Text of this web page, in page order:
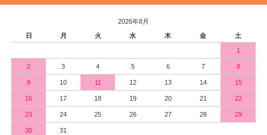
2026年8月
日
月 火 水 木 金 土
1
2 3 4 5 6 7 8
9 10 11 12 13 14 15
16 17 18 19 20 21 22
23 24 25 26 27 28 29
30 31